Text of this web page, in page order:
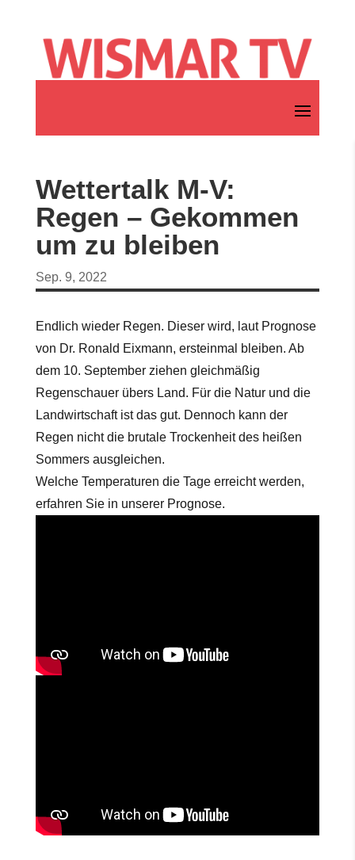
Wettertalk M-V:
Regen – Gekommen
um zu bleiben
Sep. 9, 2022
Endlich wieder Regen. Dieser wird, laut Prognose
von Dr. Ronald Eixmann, ersteinmal bleiben. Ab
dem 10. September ziehen gleichmäßig
Regenschauer übers Land. Für die Natur und die
Landwirtschaft ist das gut. Dennoch kann der
Regen nicht die brutale Trockenheit des heißen
Sommers ausgleichen.
Welche Temperaturen die Tage erreicht werden,
erfahren Sie in unserer Prognose.